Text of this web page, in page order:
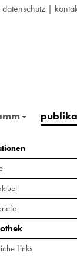
datenschutz |
Links